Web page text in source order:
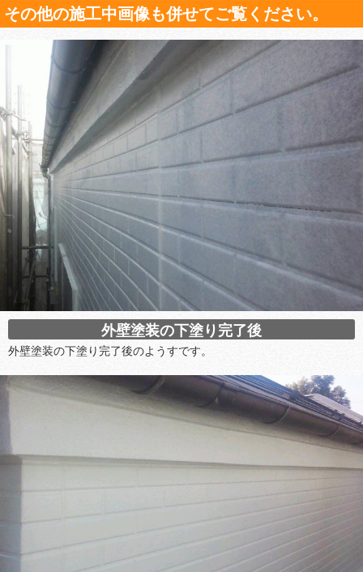
その他の施工中画像も併せてご覧ください。
外壁塗装の下塗り完了後
外壁塗装の下塗り完了後のようすです。